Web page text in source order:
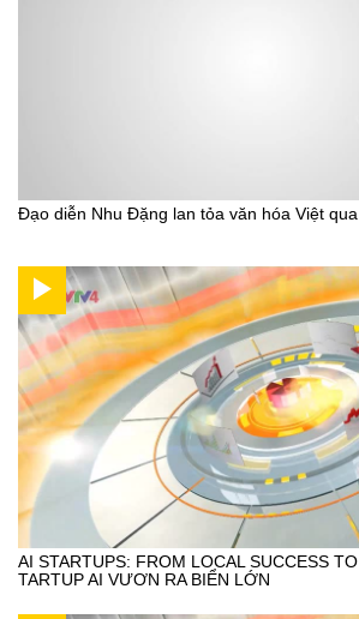
Đạo diễn Nhu Đặng lan tỏa văn hóa Việt
AI STARTUPS: FROM LOCAL SUCCESS
TARTUP AI VƯƠN RA BIỂN LỚN